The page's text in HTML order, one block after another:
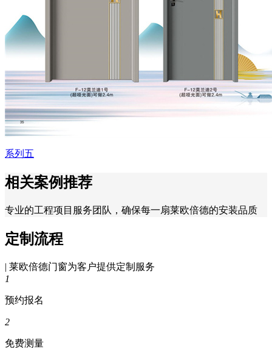
系列五
相关案例推荐
专业的工程项目服务团队，确保每一扇莱欧倍德的安装品质
定制流程
| 莱欧倍德门窗为客户提供定制服务
1
预约报名
2
免费测量